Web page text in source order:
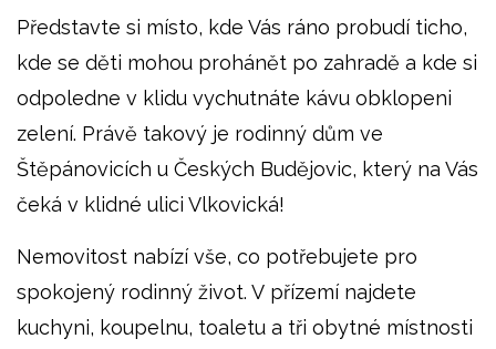
Představte si místo, kde Vás ráno probudí ticho,
kde se děti mohou prohánět po zahradě a kde si
odpoledne v klidu vychutnáte kávu obklopeni
zelení. Právě takový je rodinný dům ve
Štěpánovicích u Českých Budějovic, který na Vás
čeká v klidné ulici Vlkovická!
Nemovitost nabízí vše, co potřebujete pro
spokojený rodinný život. V přízemí najdete
kuchyni, koupelnu, toaletu a tři obytné místnosti